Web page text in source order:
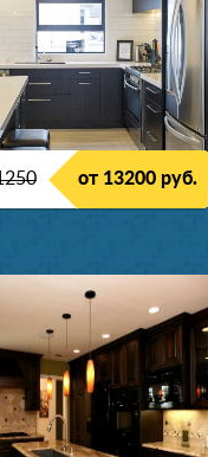
от 13200 руб.